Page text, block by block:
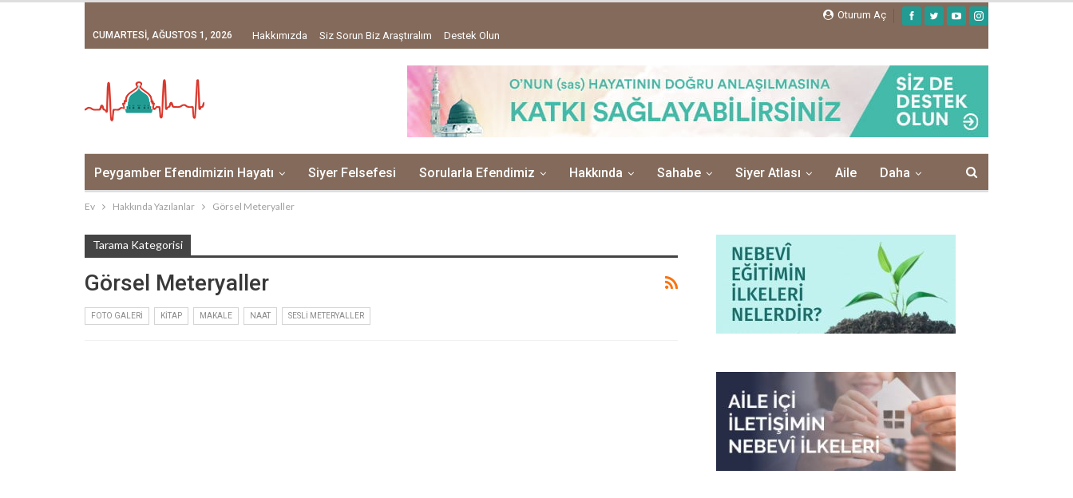
Oturum Aç
CUMARTESI, AĞUSTOS 1, 2026 Hakkımızda Siz Sorun Biz Araştıralım Destek Olun
Peygamber Efendimizin Hayatı Siyer Felsefesi Sorularla Efendimiz Hakkında Sahabe Siyer Atlası Aile Daha
Ev Hakkında Yazılanlar Görsel Meteryaller
Tarama Kategorisi
Görsel Meteryaller
FOTO GALERI KITAP MAKALE NAAT SESLI METERYALLER